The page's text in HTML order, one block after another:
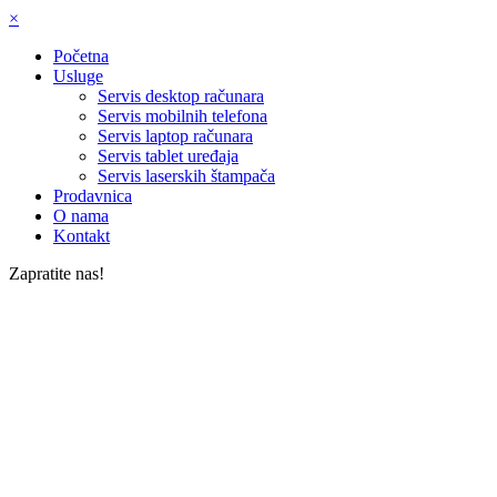
×
Početna
Usluge
Servis desktop računara
Servis mobilnih telefona
Servis laptop računara
Servis tablet uređaja
Servis laserskih štampača
Prodavnica
O nama
Kontakt
Zapratite nas!